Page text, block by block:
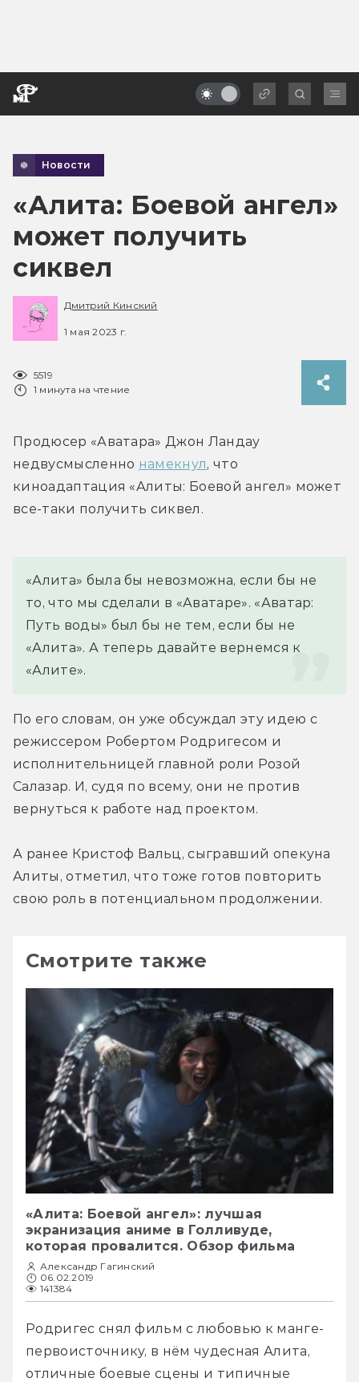
Новости
«Алита: Боевой ангел»
может получить
сиквел
Дмитрий Кинский
1 мая 2023 г.
5519
1 минута на чтение
Продюсер «Аватара» Джон Ландау
недвусмысленно намекнул, что
киноадаптация «Алиты: Боевой ангел» может
все-таки получить сиквел.
«Алита» была бы невозможна, если бы не
то, что мы сделали в «Аватаре». «Аватар:
Путь воды» был бы не тем, если бы не
«Алита». А теперь давайте вернемся к
«Алите».
По его словам, он уже обсуждал эту идею с
режиссером Робертом Родригесом и
исполнительницей главной роли Розой
Салазар. И, судя по всему, они не против
вернуться к работе над проектом.
А ранее Кристоф Вальц, сыгравший опекуна
Алиты, отметил, что тоже готов повторить
свою роль в потенциальном продолжении.
Смотрите также
«Алита: Боевой ангел»: лучшая
экранизация аниме в Голливуде,
которая провалится. Обзор фильма
Александр Гагинский
06.02.2019
141384
Родригес снял фильм с любовью к манге-
первоисточнику, в нём чудесная Алита,
отличные боевые сцены и типичные